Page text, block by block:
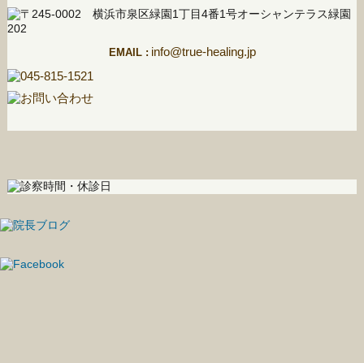
EMAIL : info@true-healing.jp